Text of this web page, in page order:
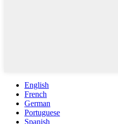
English
French
German
Portuguese
Spanish